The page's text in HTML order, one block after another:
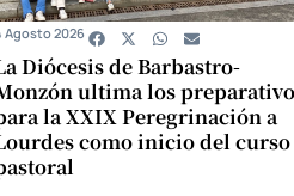
Diócesis de Barbastro-
ultima los
la XXIX Peregrinación a
como inicio del curso
Agosto 2026